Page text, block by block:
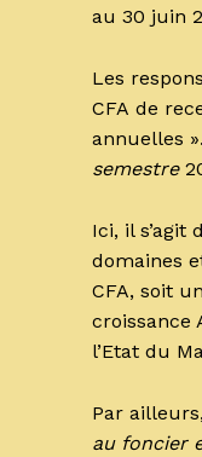
au 30 juin
Les
CFA de
annuelles ».
semestre
Ici, il
domaines
CFA, soit
croissance
l’Etat du
Par
au foncier